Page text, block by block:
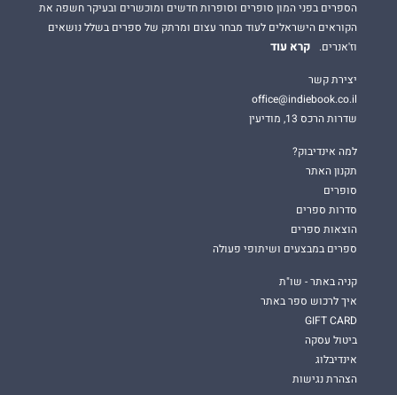
הספרים בפני המון סופרים וסופרות חדשים ומוכשרים ובעיקר חשפה את
הקוראים הישראלים לעוד מבחר עצום ומרתק של ספרים בשלל נושאים
וז'אנרים.
קרא עוד
יצירת קשר
office@indiebook.co.il
שדרות הרכס 13, מודיעין
למה אינדיבוק?
תקנון האתר
סופרים
סדרות ספרים
הוצאות ספרים
ספרים במבצעים ושיתופי פעולה
קניה באתר - שו"ת
איך לרכוש ספר באתר
GIFT CARD
ביטול עסקה
אינדיבלוג
הצהרת נגישות